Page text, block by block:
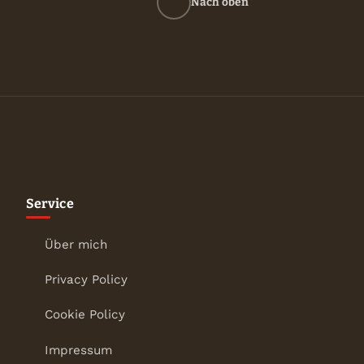
Service
Über mich
Privacy Policy
Cookie Policy
Impressum